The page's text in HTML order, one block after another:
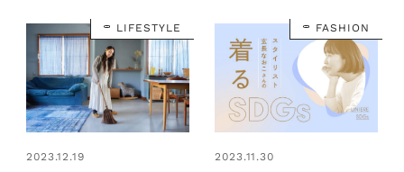
LIFESTYLE
2023.12.19
FASHION
2023.11.30